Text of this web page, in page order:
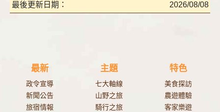
最後更新日期：
2026/08/08
最新
政令宣導
新聞公告
旅宿情報
主題
七大軸線
山野之旅
騎行之旅
特色
美食探訪
農遊體驗
客家樂遊